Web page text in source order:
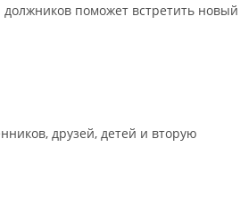
должников поможет встретить новый
друзей, детей и вторую